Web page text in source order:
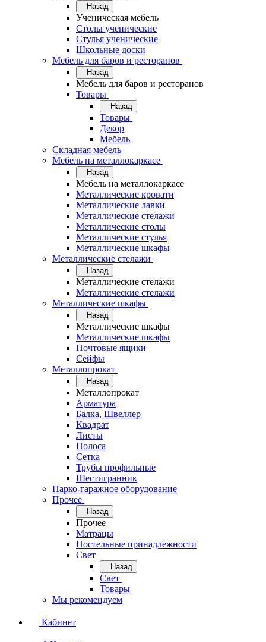
Назад
Ученическая мебель
Столы ученические
Стулья ученические
Школьные доски
Мебель для баров и ресторанов
Назад
Мебель для баров и ресторанов
Товары
Назад
Товары
Декор
Мебель
Складная мебель
Мебель на металлокаркасе
Назад
Мебель на металлокаркасе
Металлические кровати
Металлические лавки
Металлические стелажи
Металлические столы
Металлические стулья
Металлические шкафы
Металлические стелажи
Назад
Металлические стелажи
Металлические стелажи
Металлические шкафы
Назад
Металлические шкафы
Металлические шкафы
Почтовые ящики
Сейфы
Металлопрокат
Назад
Металлопрокат
Арматура
Балка, Швеллер
Квадрат
Листы
Полоса
Сетка
Трубы профильные
Шестигранник
Парко-гаражное оборудование
Прочее
Назад
Прочее
Матрацы
Постельные принадлежности
Свет
Назад
Свет
Товары
Мы рекомендуем
Кабинет